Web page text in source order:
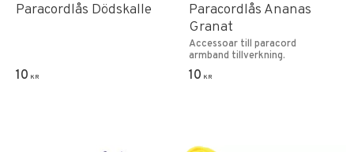
Paracordlås Dödskalle
10 KR
Paracordlås Ananas
Granat
Accessoar till paracord
armband tillverkning.
10 KR